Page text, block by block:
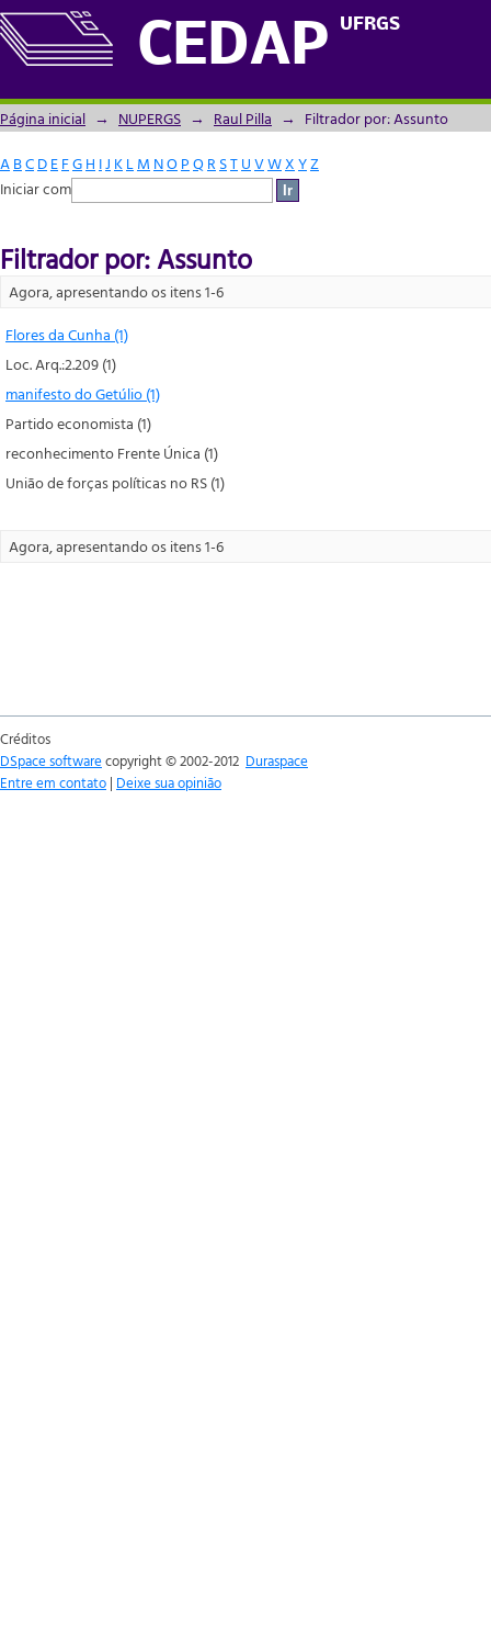
CEDAP UFRGS
Filtrador por: Assunto
Página inicial → NUPERGS → Raul Pilla → Filtrador por: Assunto
ABCDEFGH IJ KLM NOPQRSTUVWXYZ
Iniciar com
Filtrador por: Assunto
Agora, apresentando os itens 1-6
Flores da Cunha (1)
Loc. Arq.:2.209 (1)
manifesto do Getúlio (1)
Partido economista (1)
reconhecimento Frente Única (1)
União de forças políticas no RS (1)
Agora, apresentando os itens 1-6
Créditos
DSpace softwarecopyright © 2002-2012 Duraspace
Entre em contato | Deixe sua opinião